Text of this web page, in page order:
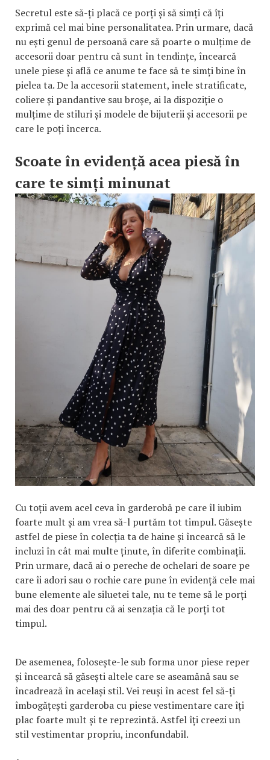
Secretul este să-ți placă ce porți și să simți că îți
exprimă cel mai bine personalitatea. Prin urmare, dacă
nu ești genul de persoană care să poarte o mulțime de
accesorii doar pentru că sunt în tendințe, încearcă
unele piese și află ce anume te face să te simți bine în
pielea ta. De la accesorii statement, inele stratificate,
coliere și pandantive sau broșe, ai la dispoziție o
mulțime de stiluri și modele de bijuterii și accesorii pe
care le poți încerca.
Scoate în evidență acea piesă în
care te simți minunat
Cu toții avem acel ceva în garderobă pe care îl iubim
foarte mult și am vrea să-l purtăm tot timpul. Găsește
astfel de piese în colecția ta de haine și încearcă să le
incluzi în cât mai multe ținute, în diferite combinații.
Prin urmare, dacă ai o pereche de ochelari de soare pe
care îi adori sau o rochie care pune în evidență cele mai
bune elemente ale siluetei tale, nu te teme să le porți
mai des doar pentru că ai senzația că le porți tot
timpul.
De asemenea, folosește-le sub forma unor piese reper
și încearcă să găsești altele care se aseamănă sau se
încadrează în același stil. Vei reuși în acest fel să-ți
îmbogățești garderoba cu piese vestimentare care îți
plac foarte mult și te reprezintă. Astfel îți creezi un
stil vestimentar propriu, inconfundabil.